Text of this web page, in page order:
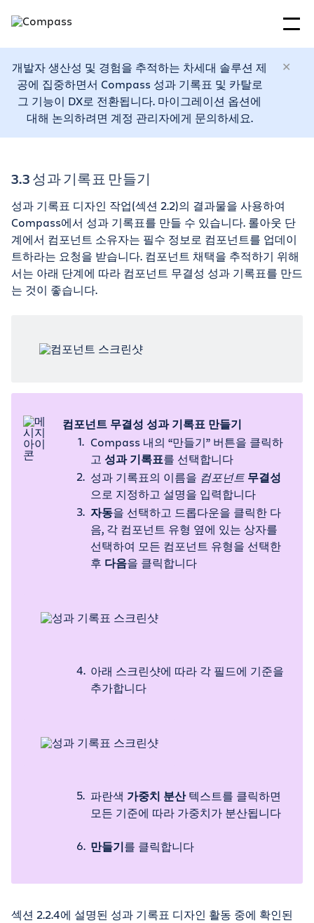
개발자 생산성 및 경험을 추적하는 차세대 솔루션 제
공에 집중하면서 Compass 성과 기록표 및 카탈로
그 기능이 DX로 전환됩니다. 마이그레이션 옵션에
대해 논의하려면 계정 관리자에게 문의하세요.
3.3 성과 기록표 만들기
성과 기록표 디자인 작업(섹션 2.2)의 결과물을 사용하여
Compass에서 성과 기록표를 만들 수 있습니다. 롤아웃 단
계에서 컴포넌트 소유자는 필수 정보로 컴포넌트를 업데이
트하라는 요청을 받습니다. 컴포넌트 채택을 추적하기 위해
서는 아래 단계에 따라 컴포넌트 무결성 성과 기록표를 만드
는 것이 좋습니다.
컴포넌트 무결성 성과 기록표 만들기
Compass 내의 “만들기” 버튼을 클릭하
고 성과 기록표를 선택합니다
성과 기록표의 이름을 컴포넌트 무결성
으로 지정하고 설명을 입력합니다
자동을 선택하고 드롭다운을 클릭한 다
음, 각 컴포넌트 유형 옆에 있는 상자를
선택하여 모든 컴포넌트 유형을 선택한
후 다음을 클릭합니다
아래 스크린샷에 따라 각 필드에 기준을
추가합니다
파란색 가중치 분산텍스트를 클릭하면
모든 기준에 따라 가중치가 분산됩니다
만들기를 클릭합니다
섹션 2.2.4에 설명된 성과 기록표 디자인 활동 중에 확인된